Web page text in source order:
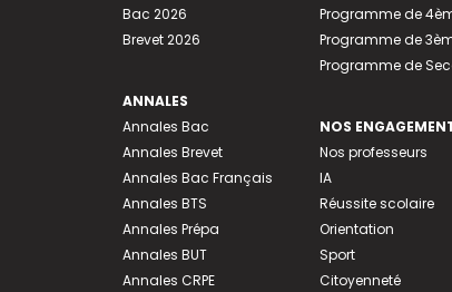
Bac 2026
Brevet 2026
ANNALES
Annales Bac
Annales Brevet
Annales Bac Français
Annales BTS
Annales Prépa
Annales BUT
Annales CRPE
Programme de
Programme de
Programme de
NOS
Nos professeurs
IA
Réussite scolaire
Orientation
Sport
Citoyenneté